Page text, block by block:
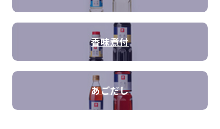
香味煮付
あごだし